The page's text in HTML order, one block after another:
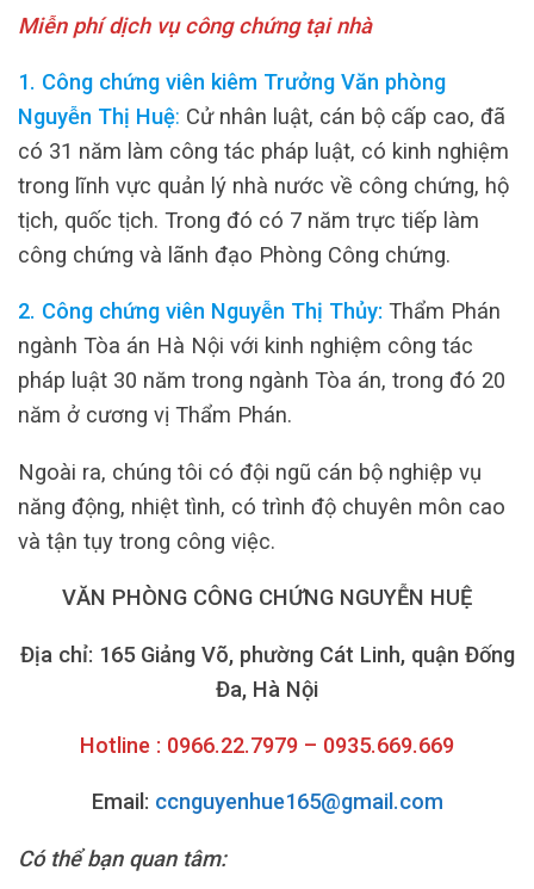
Miễn phí dịch vụ công chứng tại nhà
1. Công chứng viên kiêm Trưởng Văn phòng
Nguyễn Thị Huệ: Cử nhân luật, cán bộ cấp cao, đã
có 31 năm làm công tác pháp luật, có kinh nghiệm
trong lĩnh vực quản lý nhà nước về công chứng, hộ
tịch, quốc tịch. Trong đó có 7 năm trực tiếp làm
công chứng và lãnh đạo Phòng Công chứng.
2. Công chứng viên Nguyễn Thị Thủy: Thẩm Phán
ngành Tòa án Hà Nội với kinh nghiệm công tác
pháp luật 30 năm trong ngành Tòa án, trong đó 20
năm ở cương vị Thẩm Phán.
Ngoài ra, chúng tôi có đội ngũ cán bộ nghiệp vụ
năng động, nhiệt tình, có trình độ chuyên môn cao
và tận tụy trong công việc.
VĂN PHÒNG CÔNG CHỨNG NGUYỄN HUỆ
Địa chỉ: 165 Giảng Võ, phường Cát Linh, quận Đống
Đa, Hà Nội
Hotline : 0966.22.7979 – 0935.669.669
Email: ccnguyenhue165@gmail.com
Có thể bạn quan tâm: